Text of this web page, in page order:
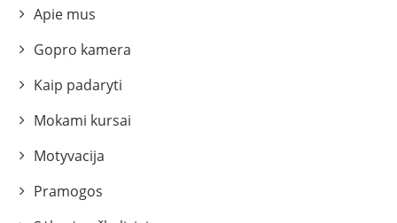
Apie mus
Gopro kamera
Kaip padaryti
Mokami kursai
Motyvacija
Pramogos